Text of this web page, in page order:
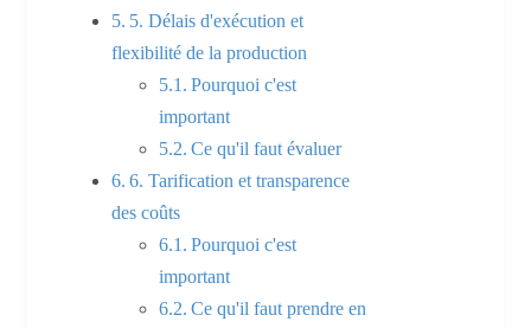
5. Délais d'exécution et
flexibilité de la production
Pourquoi c'est
important
Ce qu'il faut évaluer
6. Tarification et transparence
des coûts
Pourquoi c'est
important
Ce qu'il faut prendre en